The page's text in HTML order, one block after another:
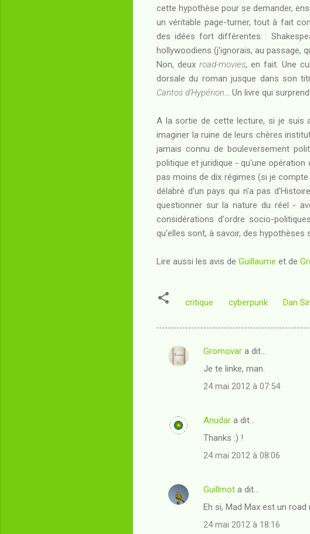
cette hypothèse pour se demander,
un véritable page-turner, tout à fait
des idées fort différentes :
hollywoodiens (j'ignorais, au passage,
Non, deuxroad-movies, en fait. Une
dorsale du roman jusque dans son
Cantos d'Hypérion ... Un livre qui
A la sortie de cette lecture, si je suis
imaginer la ruine de leurs chères
jamais connu de bouleversement
politique et juridique - qu'une opération
pas moins de dix régimes (si je
délabré d'un pays qui n'a pas
questionner sur la nature du réel -
considérations d'ordre socio-
qu'elles sont, à savoir, des hypothèses
Lire aussi les avis de Guillaume et de
critique cyberpunk Dan
C
e
i
r
Gromovar a dit…
Je te linke, man.
24 mai 2012 à 07:54
Anudar a dit…
Thanks :) !
24 mai 2012 à 08:06
Guillmot a dit…
Eh si, Mad Max est un
24 mai 2012 à 18:16